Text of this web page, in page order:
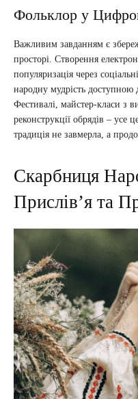
Фольклор у
Важливим завданням є
просторі. Створення
популяризація через
народну мудрість доступною
Фестивалі, майстер-класи з
реконструкції обрядів –
традиція не завмерла, а
Скарбниця
Прислів’я та